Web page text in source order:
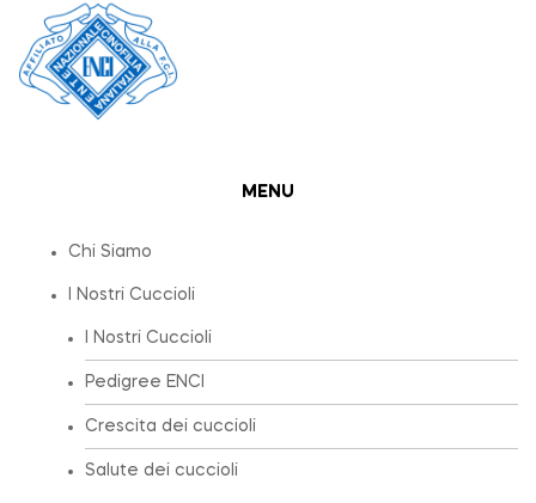
MENU
Chi Siamo
I Nostri Cuccioli
I Nostri Cuccioli
Pedigree ENCI
Crescita dei cuccioli
Salute dei cuccioli